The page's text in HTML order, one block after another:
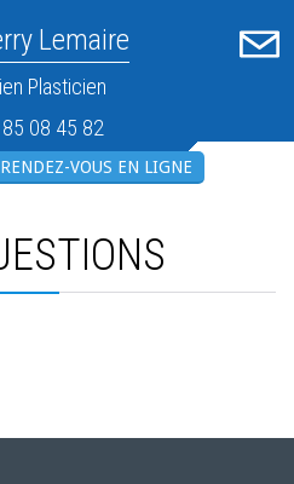
Lemaire
Plasticien
08 45 82
VOUS EN LIGNE